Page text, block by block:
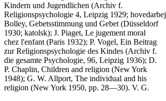
Kindern und Jugendlichen (Archiv f.
Religionspsychologie 4, Leipzig 1929;
Bolley, Gebetsstimmung und Gebet (Düsseldorf
1930; katolsk); J. Piaget, Le jugement moral
chez l'enfant (Paris 1932); P. Vogel, Ein Beitrag
zur Religionspsychologie des Kindes (Archiv f.
die gesamte Psychologie, 96, Leipzig 1936); D.
P. Chaplin, Children and religion (New York
1948); G. W. Allport, The individual and his
religion (New York 1950, pp. 28—30). V. G.